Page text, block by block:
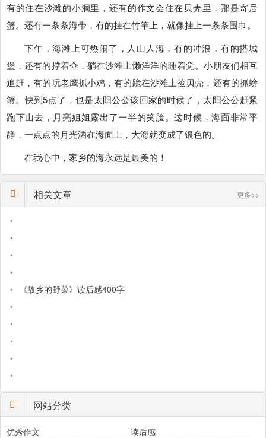
有的住在沙滩的小洞里，还有的作文会住在贝壳里，那是寄居
蟹。还有一条条海带，有的挂在竹竿上，就像挂上一条条围巾。
下午，海滩上可热闹了，人山人海，有的冲浪，有的搭城
堡，还有的撑着伞，躺在沙滩上懒洋洋的睡着觉。小朋友们相互
追赶，有的玩老鹰抓小鸡，有的跪在沙滩上捡贝壳，还有的抓螃
蟹。快到5点了，也是太阳公公该回家的时候了，太阳公公赶紧
跑下山去，月亮姐姐露出了一半的笑脸。这时候，海面非常平
静，一点点的月光洒在海面上，大海就变成了银色的。
在我心中，家乡的海永远是最美的！
相关文章 更多>>
•
•
•
•
•
《故乡的野菜》读后感400字
•
•
•
•
•
网站分类
优秀作文
读后感